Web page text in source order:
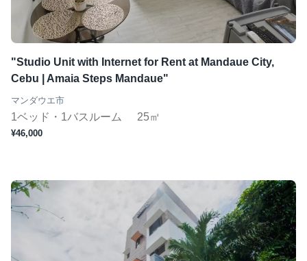
"Studio Unit with Internet for Rent at Mandaue City,
Cebu | Amaia Steps Mandaue"
マンダウエ市
1ベッド・1バスルーム 25㎡
¥46,000